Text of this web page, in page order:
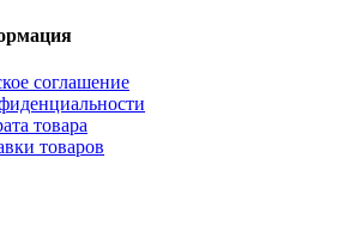
соглашение
товара
товаров